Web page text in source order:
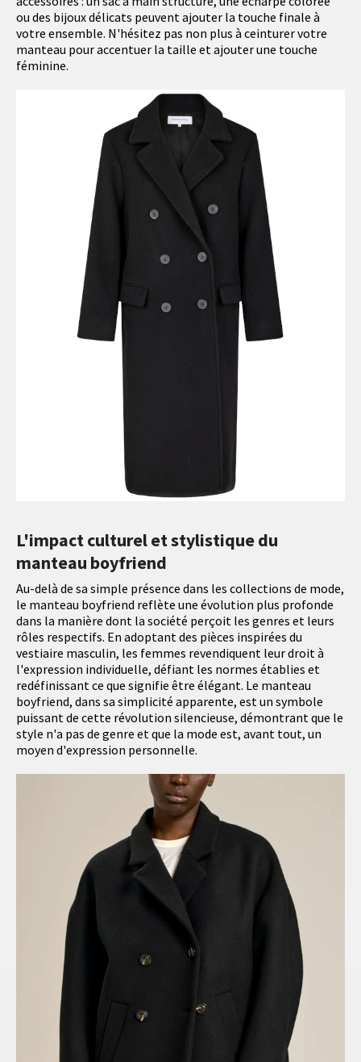
ou des bijoux délicats peuvent ajouter la touche finale à
votre ensemble. N'hésitez pas non plus à ceinturer votre
manteau pour accentuer la taille et ajouter une touche
féminine.
L'impact culturel et stylistique du
manteau boyfriend
Au-delà de sa simple présence dans les collections de mode,
le manteau boyfriend reflète une évolution plus profonde
dans la manière dont la société perçoit les genres et leurs
rôles respectifs. En adoptant des pièces inspirées du
vestiaire masculin, les femmes revendiquent leur droit à
l'expression individuelle, défiant les normes établies et
redéfinissant ce que signifie être élégant. Le manteau
boyfriend, dans sa simplicité apparente, est un symbole
puissant de cette révolution silencieuse, démontrant que le
style n'a pas de genre et que la mode est, avant tout, un
moyen d'expression personnelle.